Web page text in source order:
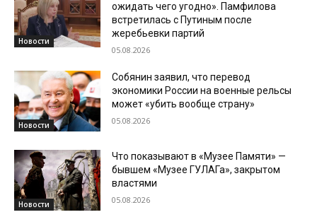
Новости
ожидать чего угодно». Памфилова
встретилась с Путиным после
жеребьевки партий
05.08.2026
Новости
Собянин заявил, что перевод
экономики России на военные рельсы
может «убить вообще страну»
05.08.2026
Новости
Что показывают в «Музее Памяти» —
бывшем «Музее ГУЛАГа», закрытом
властями
05.08.2026